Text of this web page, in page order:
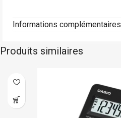
Informations complémentaires
Produits similaires
Casio